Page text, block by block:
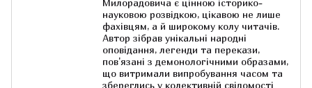
науковою розвідкою, цікавою не лише
фахівцям, а й широкому колу читачів.
Автор зібрав унікальні народні
оповідання, легенди та перекази,
пов'язані з демонологічними образами,
що витримали випробування часом та
збереглись у колективній свідомості